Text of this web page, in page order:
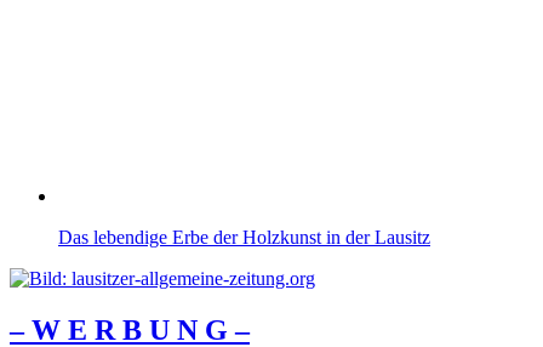
Das lebendige Erbe der Holzkunst in der Lausitz
– W Ε R Β U Ν G –